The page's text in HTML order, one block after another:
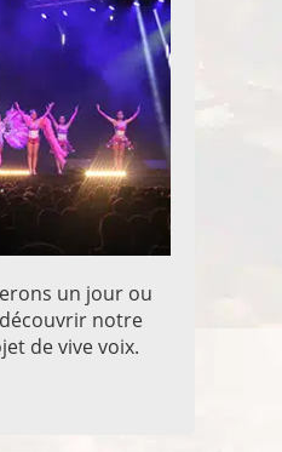
un jour ou
notre
de vive voix.